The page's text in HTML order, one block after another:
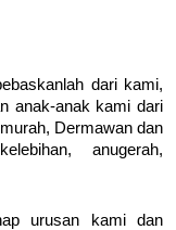
dari kami,
anak-anak kami dari
Dermawan dan
anugerah,
urusan kami dan